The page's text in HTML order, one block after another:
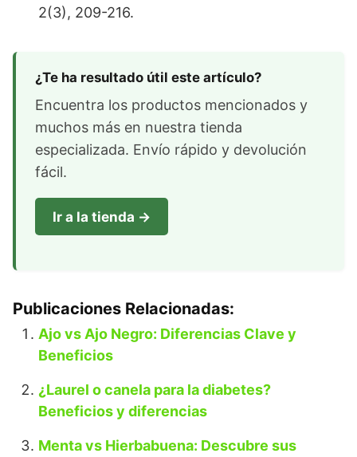
2(3), 209-216.
¿Te ha resultado útil este artículo?
Encuentra los productos mencionados y
muchos más en nuestra tienda
especializada. Envío rápido y devolución
fácil.
Ir a la tienda →
Publicaciones Relacionadas:
Ajo vs Ajo Negro: Diferencias Clave y
Beneficios
¿Laurel o canela para la diabetes?
Beneficios y diferencias
Menta vs Hierbabuena: Descubre sus